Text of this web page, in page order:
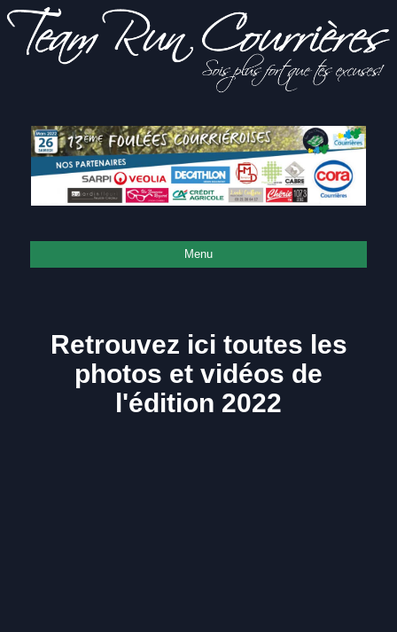
Team Run
Courrières
plus fort
que tes
excuses!
Menu
Retrouvez ici toutes les
photos et vidéos de
l'édition 2022